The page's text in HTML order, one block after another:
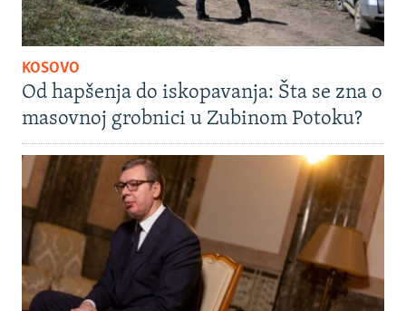
KOSOVO
Od hapšenja do iskopavanja: Šta se zna o
masovnoj grobnici u Zubinom Potoku?